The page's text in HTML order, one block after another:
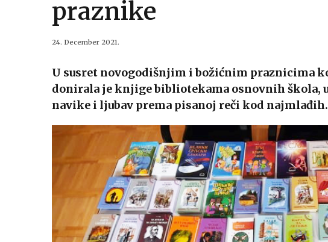
praznike
24. December 2021.
U susret novogodišnjim i božićnim praznicima
donirala je knjige bibliotekama osnovnih škola,
navike i ljubav prema pisanoj reči kod najmlađih.